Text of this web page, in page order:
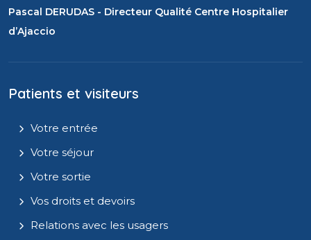
Pascal DERUDAS - Directeur Qualité Centre Hospitalier
d’Ajaccio
Patients et visiteurs
Votre entrée
Votre séjour
Votre sortie
Vos droits et devoirs
Relations avec les usagers